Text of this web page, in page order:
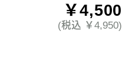
￥4,500
(税込 ￥4,950)